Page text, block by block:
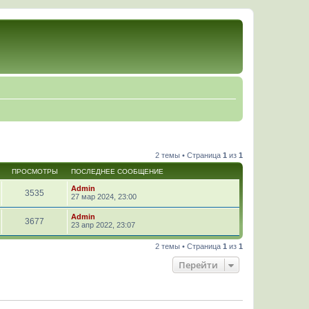
2 темы • Страница 1 из 1
ПРОСМОТРЫ ПОСЛЕДНЕЕ СООБЩЕНИЕ
3535
Admin
27 мар 2024, 23:00
3677
Admin
23 апр 2022, 23:07
2 темы • Страница 1 из 1
Перейти